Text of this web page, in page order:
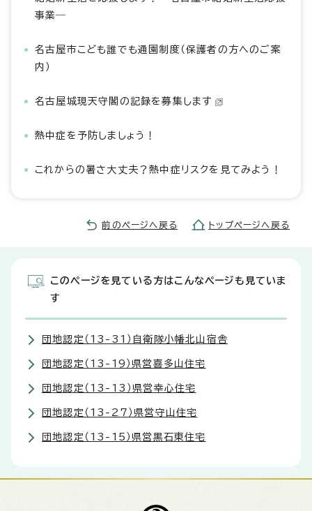
事業―
名古屋市こども誰でも通園制度（保護者の方へのご案
内）
名古屋城現天守閣の記録を募集します
熱中症を予防しましょう！
これからの暑さ大丈夫？熱中症リスクを見てみよう！
前のページへ戻る トップページへ戻る
このページを見ている方はこんなページも見ていま
す
団地認定（13-31）自衛隊小幡北山宿舎
団地認定（13-19）県営喜多山住宅
団地認定（13-13）県営幸心住宅
団地認定（13-27）県営守山住宅
団地認定（13-15）県営黒石東住宅